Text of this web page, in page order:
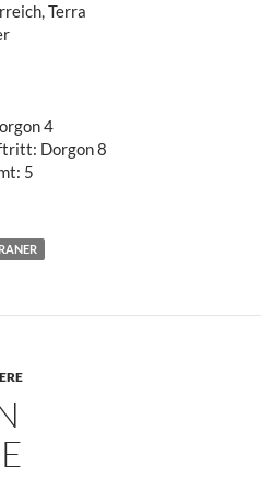
Terra
4
Dorgon 8
5